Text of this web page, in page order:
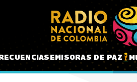
EMISORAS DE PAZ